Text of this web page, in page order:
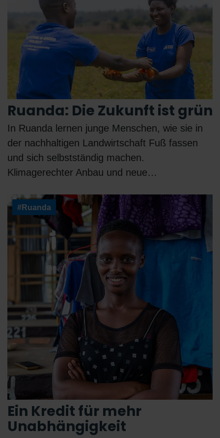
Ruanda: Die Zukunft ist grün
In Ruanda lernen junge Menschen, wie sie in
der nachhaltigen Landwirtschaft Fuß fassen
und sich selbstständig machen.
Klimagerechter Anbau und neue…
#Ruanda
Ein Kredit für mehr
Unabhängigkeit